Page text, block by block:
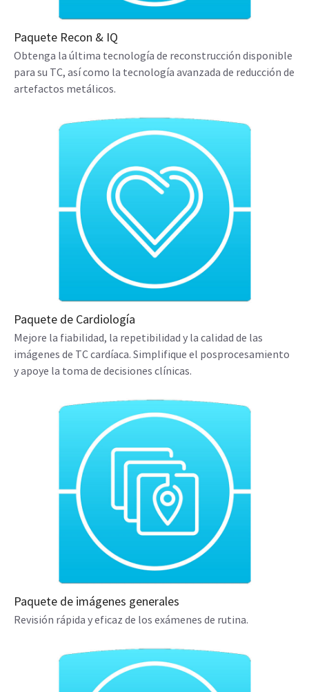
Paquete Recon & IQ
Obtenga la última tecnología de reconstrucción disponible
para su TC, así como la tecnología avanzada de reducción de
artefactos metálicos.
Paquete de Cardiología
Mejore la fiabilidad, la repetibilidad y la calidad de las
imágenes de TC cardíaca. Simplifique el posprocesamiento
y apoye la toma de decisiones clínicas.
Paquete de imágenes generales
Revisión rápida y eficaz de los exámenes de rutina.